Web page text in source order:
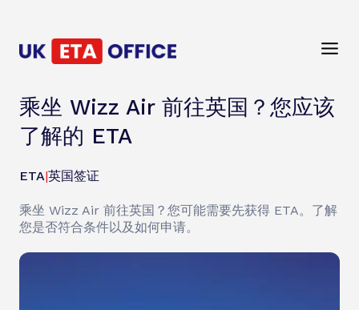
乘坐 Wizz Air 前往英国？您应该
了解的 ETA
ETA|英国签证
乘坐 Wizz Air 前往英国？您可能需要先获得 ETA。了解
您是否符合条件以及如何申请。